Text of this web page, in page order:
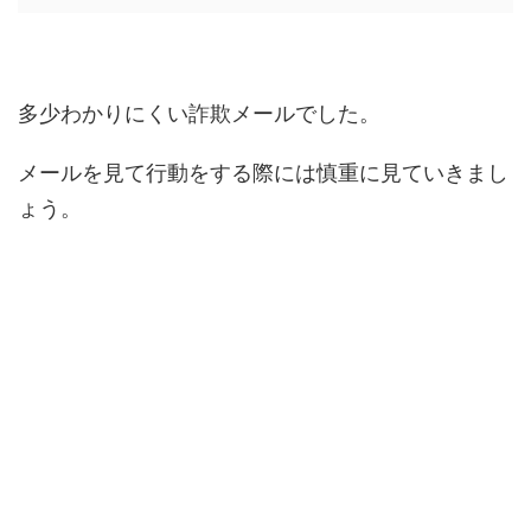
多少わかりにくい詐欺メールでした。
メールを見て行動をする際には慎重に見ていきまし
ょう。